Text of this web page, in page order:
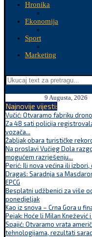
Hronika
Ekonomija
Sport
Marketing
9 Augusta, 2026
Najnovije vijesti:
Vučić: Otvaramo fabriku
Za 48 sati policija
vozača...
Žabljak obara turističke
Na proslavi Vučjeg Dola
mogućem razrješenju...
Perić: Ili nova većina ili
Dragaš: Saradnja sa
EPCG
Besplatni udžbenici za više
ponedjeljak
Kao iz snova – Crna Gora u
Pejak: Hoće li Milan Knežević
Spajić: Otvaramo vrata
tehnologijama, rezultati